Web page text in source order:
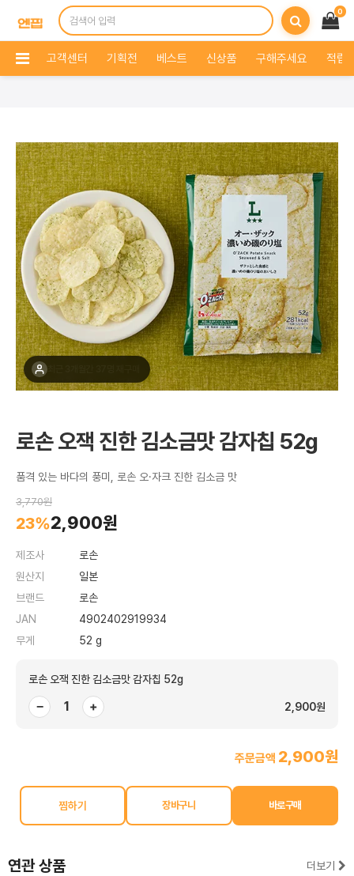
0
고객센터 기획전 베스트 신상품 구해주세요 적립
로손 오잭 진한 김소금맛 감자칩 52g
품격 있는 바다의 풍미, 로손 오·자크 진한 김소금 맛
3,770원
23%2,900원
제조사
로손
원산지
일본
브랜드
로손
JAN
4902402919934
무게
52 g
로손 오잭 진한 김소금맛 감자칩 52g
− + 2,900원
주문금액 2,900원
찜하기
연관 상품 더보기